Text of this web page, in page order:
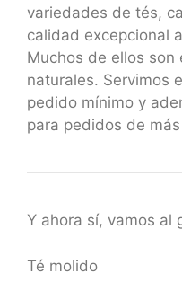
variedades de tés,
calidad excepcional
Muchos de ellos son
naturales. Servimos
pedido mínimo y
para pedidos de
Y ahora sí, vamos al
Té molido